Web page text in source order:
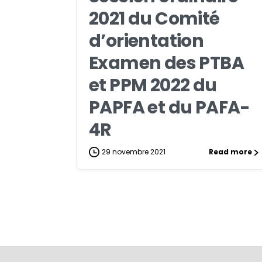
2021 du Comité
d’orientation
Examen des PTBA
et PPM 2022 du
PAPFA et du PAFA-
4R
29 novembre 2021 Read more